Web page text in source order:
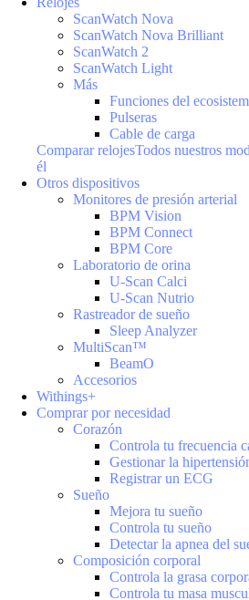
ScanWatch Nova
ScanWatch Nova Brilliant
ScanWatch 2
ScanWatch Light
Más
Funciones del
Pulseras
Cable de carga
Comparar relojesTodos nuestros
él
Otros dispositivos
Monitores de presión arterial
BPM Vision
BPM Connect
BPM Core
Laboratorio de orina
U-Scan Calci
U-Scan Nutrio
Rastreador de sueño
Sleep Analyzer
MultiScan™
BeamO
Accesorios
Withings+
Comprar por necesidad
Corazón
Controla tu frecuencia
Gestionar la
Registrar un ECG
Sueño
Mejora tu sueño
Controla tu sueño
Detectar la apnea del
Composición corporal
Controla la grasa
Controla tu masa